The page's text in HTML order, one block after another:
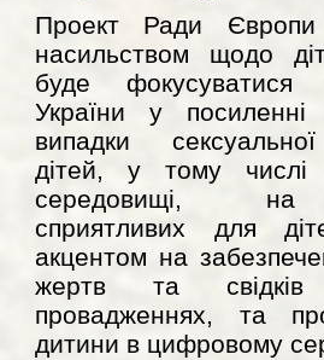
Проект Ради
насильством щодо
буде фокусуватися
України у посиленні
випадки
дітей, у тому
середовищі, на
сприятливих для
акцентом на
жертв та
провадженнях, та
дитини в цифровому